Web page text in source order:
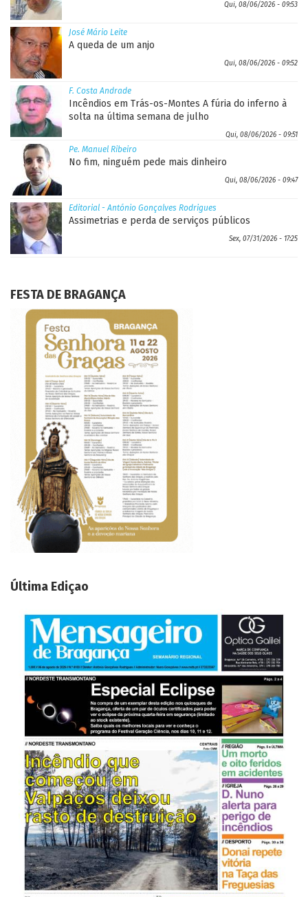
Qui, 08/06/2026 - 09:53
José Mário Leite
A queda de um anjo
Qui, 08/06/2026 - 09:52
F. Costa Andrade
Incêndios em Trás-os-Montes A fúria do inferno à
solta na última semana de julho
Qui, 08/06/2026 - 09:51
Pe. Manuel Ribeiro
No fim, ninguém pede mais dinheiro
Qui, 08/06/2026 - 09:47
Editorial - António Gonçalves Rodrigues
Assimetrias e perda de serviços públicos
Sex, 07/31/2026 - 17:25
FESTA DE BRAGANÇA
Última Ediçao